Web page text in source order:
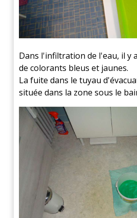
Dans l'infiltration de l'eau, il y
de colorants bleus et jaunes.
La fuite dans le tuyau
située dans la zone sous le